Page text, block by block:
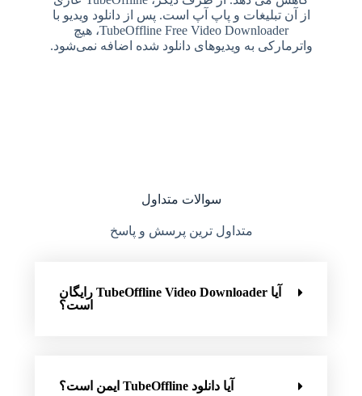
از آن تبلیغات و پاپ آپ است. پس از دانلود ویدیو با
TubeOffline Free Video Downloader، هیچ
واترمارکی به ویدیوهای دانلود شده اضافه نمی‌شود.
سوالات متداول
متداول ترین پرسش و پاسخ
آیا TubeOffline Video Downloader رایگان
است؟
آیا دانلود TubeOffline ایمن است؟